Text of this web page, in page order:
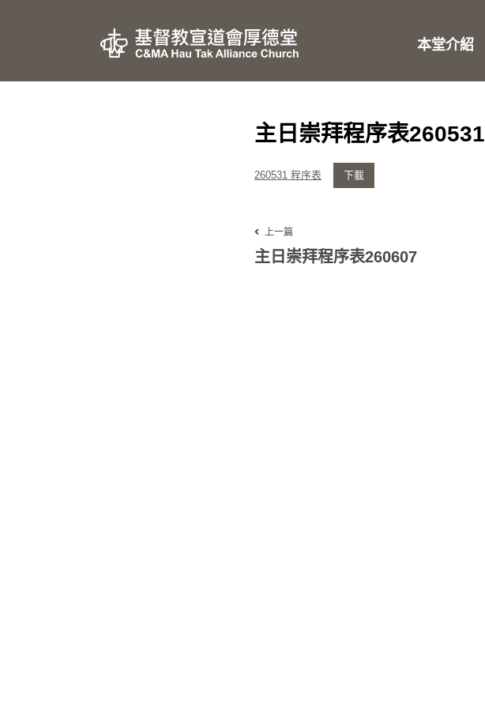
本堂介紹
主日崇拜程序表260531
260531 程序表 下載
上一篇
主日崇拜程序表260607